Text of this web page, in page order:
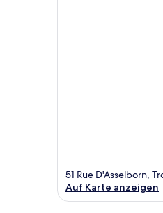
51 Rue D'Asselborn,
Auf Karte anzeigen